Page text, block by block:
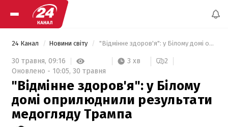
24 Канал Новини світу "Відмінне здоров'я": у Білому домі оприлюднили результати медогляду Трампа
30 травня, 09:16 3 хв
2
Оновлено - 10:05, 30 травня
"Відмінне здоров'я": у Білому
домі оприлюднили результати
медогляду Трампа